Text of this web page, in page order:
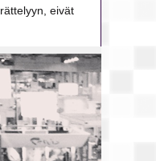
eivät